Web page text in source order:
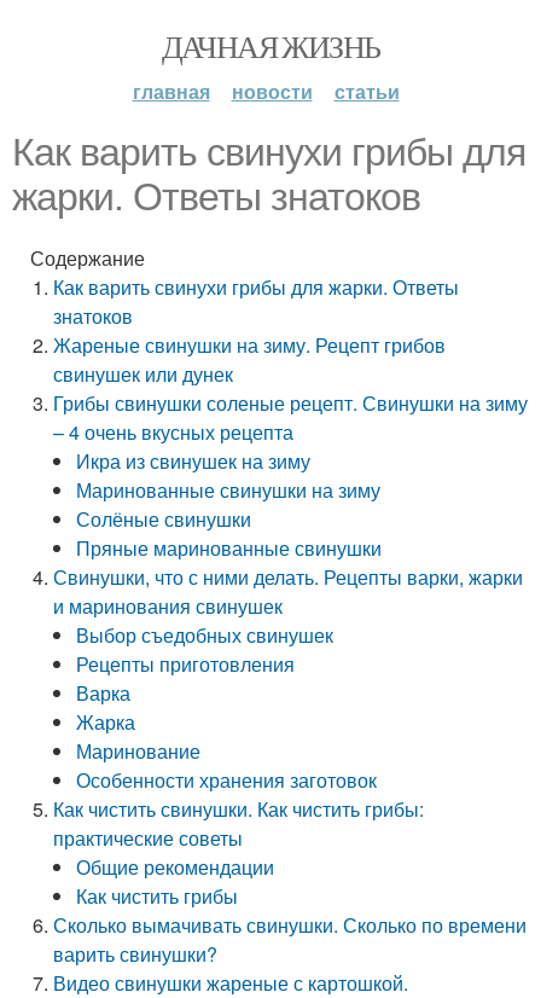
ДАЧНАЯ ЖИЗНЬ
главная новости статьи
Как варить свинухи грибы для
жарки. Ответы знатоков
Содержание
Как варить свинухи грибы для жарки. Ответы
знатоков
Жареные свинушки на зиму. Рецепт грибов
свинушек или дунек
Грибы свинушки соленые рецепт. Свинушки на зиму
– 4 очень вкусных рецепта
Икра из свинушек на зиму
Маринованные свинушки на зиму
Солёные свинушки
Пряные маринованные свинушки
Свинушки, что с ними делать. Рецепты варки, жарки
и маринования свинушек
Выбор съедобных свинушек
Рецепты приготовления
Варка
Жарка
Маринование
Особенности хранения заготовок
Как чистить свинушки. Как чистить грибы:
практические советы
Общие рекомендации
Как чистить грибы
Сколько вымачивать свинушки. Сколько по времени
варить свинушки?
Видео свинушки жареные с картошкой.